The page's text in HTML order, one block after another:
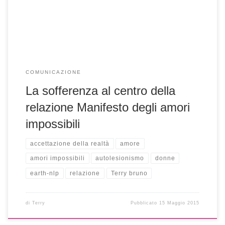
COMUNICAZIONE
La sofferenza al centro della
relazione Manifesto degli amori
impossibili
accettazione della realtà amore
amori impossibili autolesionismo donne
earth-nlp relazione Terry bruno
di Terry Pubblicato 15 Maggio 2015